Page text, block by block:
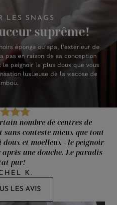
LES SNAGS
suprême!
éponge ou spa, l’extérieur de
pas en raison de sa conception
le peignoir le plus doux que vous
luxueuse de la viscose de
nombre de centres de
sans conteste mieux que tout
doux et moelleux - le peignoir
une douche. Le paradis
pur!
K.
LES AVIS